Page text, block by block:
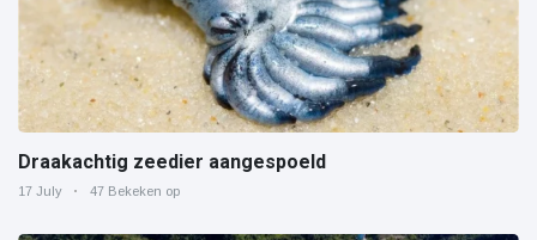
Draakachtig zeedier aangespoeld
17 July 47 Bekeken op